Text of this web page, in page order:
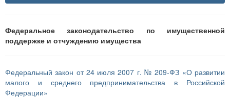
Федеральное законодательство по имущественной
поддержке и отчуждению имущества
Федеральный закон от 24 июля 2007 г. № 209-ФЗ «О развитии
малого и среднего предпринимательства в Российской
Федерации»